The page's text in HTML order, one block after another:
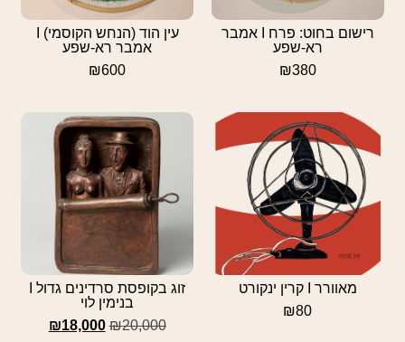
רישום בחוט: פרח I אמבר
רא-שפע
₪380
אמבר רא-שפע
₪600
מאוורר I קרין ינקורט
₪80
בנימין לוי
₪20,000
₪18,000